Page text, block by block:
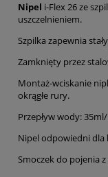
Nipel i-Flex 26 ze
uszczelnieniem.
Szpilka zapewnia
Zamknięty przez
Montaż-wciskanie
okrągłe rury.
Przepływ wody:
Nipel odpowiedni dla
Smoczek do pojenia